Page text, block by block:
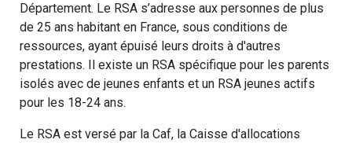
Département. Le RSA s’adresse aux personnes de plus
de 25 ans habitant en France, sous conditions de
ressources, ayant épuisé leurs droits à d'autres
prestations. Il existe un RSA spécifique pour les parents
isolés avec de jeunes enfants et un RSA jeunes actifs
pour les 18-24 ans.
Le RSA est versé par la Caf, la Caisse d'allocations